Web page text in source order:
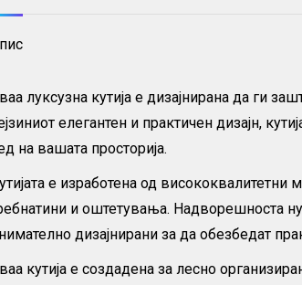
луксузна кутија е дизајнирана да ги
елегантен и практичен дизајн,
на вашата просторија.
е изработена од висококвалитетни
и оштетувања. Надворешноста
дизајнирани за да обезбедат
кутија е создадена за лесно